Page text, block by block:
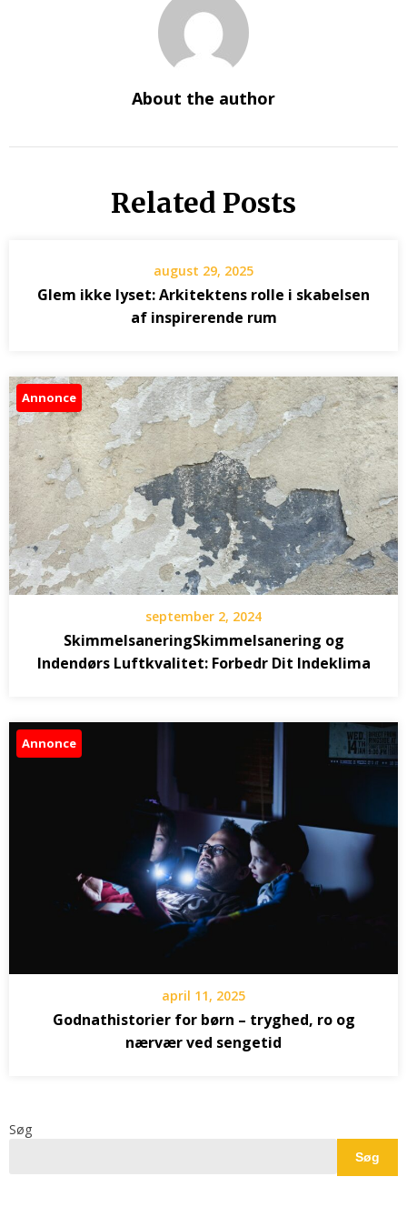
About the author
Related Posts
august 29, 2025
Glem ikke lyset: Arkitektens rolle i skabelsen
af inspirerende rum
Annonce
september 2, 2024
SkimmelsaneringSkimmelsanering og
Indendørs Luftkvalitet: Forbedr Dit Indeklima
Annonce
april 11, 2025
Godnathistorier for børn – tryghed, ro og
nærvær ved sengetid
Søg
Søg